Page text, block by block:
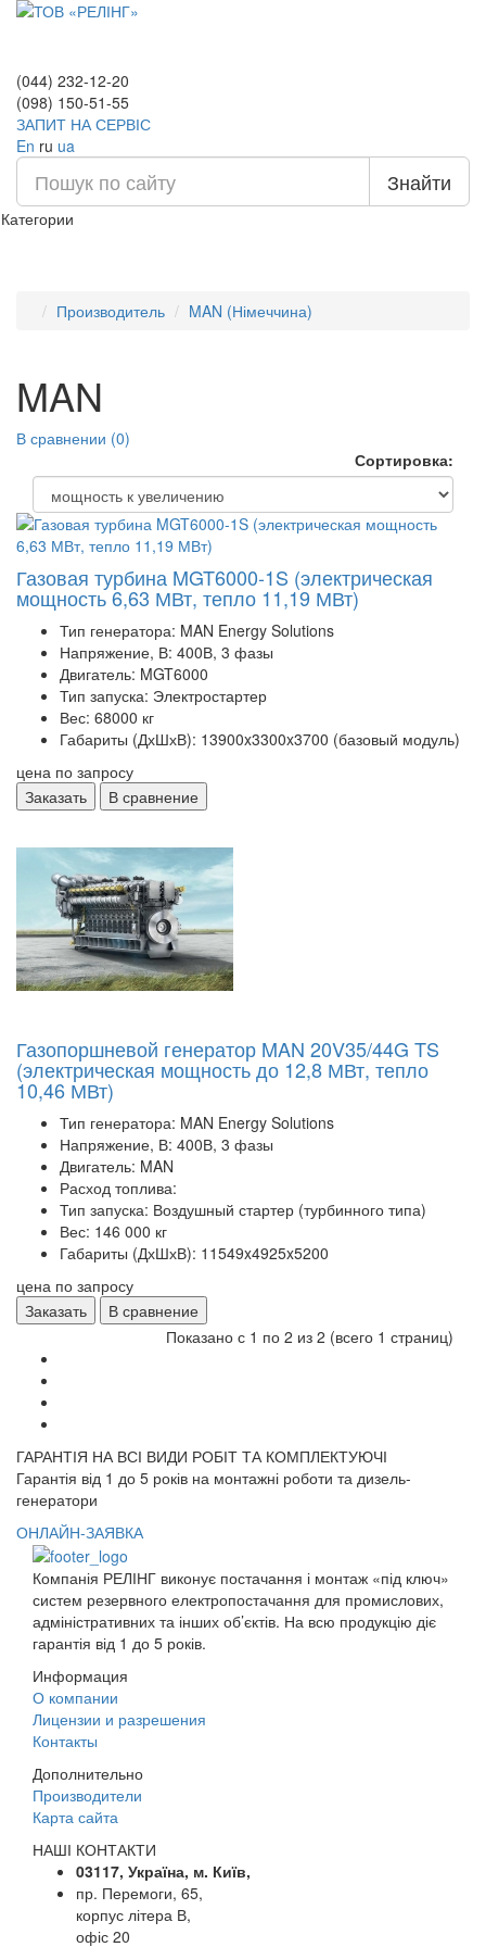
(044) 232-12-20
(098) 150-51-55
ЗАПИТ НА СЕРВІС
En ru ua
Знайти
Категории
Производитель MAN (Німеччина)
MAN
В сравнении (0)
Сортировка:
Газовая турбина MGT6000-1S (электрическая
мощность 6,63 МВт, тепло 11,19 МВт)
Тип генератора: MAN Energy Solutions
Напряжение, В: 400В, 3 фазы
Двигатель: MGT6000
Тип запуска: Электростартер
Вес: 68000 кг
Габариты (ДхШхВ): 13900x3300x3700 (базовый модуль)
цена по запросу
Заказать
В сравнение
Газопоршневой генератор MAN 20V35/44G TS
(электрическая мощность до 12,8 МВт, тепло
10,46 МВт)
Тип генератора: MAN Energy Solutions
Напряжение, В: 400В, 3 фазы
Двигатель: MAN
Расход топлива:
Тип запуска: Воздушный стартер (турбинного типа)
Вес: 146 000 кг
Габариты (ДхШхВ): 11549x4925x5200
цена по запросу
Заказать
В сравнение
Показано с 1 по 2 из 2 (всего 1 страниц)
ГАРАНТІЯ НА ВСІ ВИДИ РОБІТ ТА КОМПЛЕКТУЮЧІ
Гарантія від 1 до 5 років на монтажні роботи та дизель-
генератори
ОНЛАЙН-ЗАЯВКА
Компанія РЕЛІНГ виконує постачання і монтаж «під ключ»
систем резервного електропостачання для промислових,
адміністративних та інших об’єктів. На всю продукцію діє
гарантія від 1 до 5 років.
Информация
О компании
Лицензии и разрешения
Контакты
Дополнительно
Производители
Карта сайта
НАШІ КОНТАКТИ
03117, Україна, м. Київ,
пр. Перемоги, 65,
корпус літера В,
офіс 20